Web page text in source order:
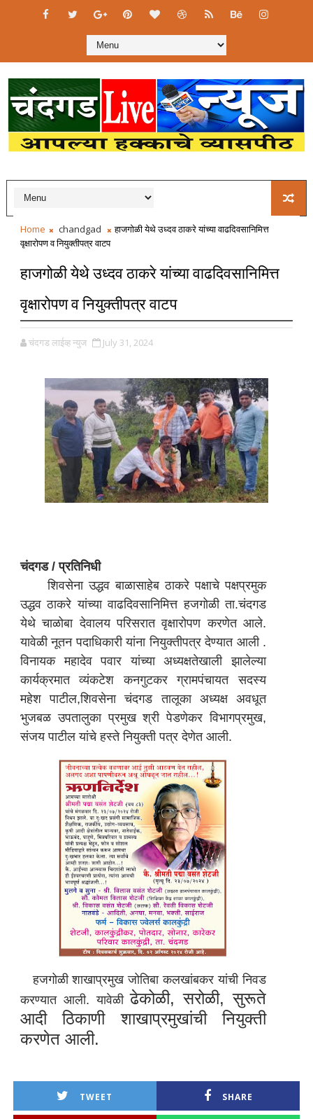
Home chandgad
हाजगोळी येथे उध्दव ठाकरे यांच्या वाढदिवसानिमित्त
वृक्षारोपण व नियुक्तीपत्र वाटप
हाजगोळी येथे उध्दव ठाकरे यांच्या वाढदिवसानिमित्त
वृक्षारोपण व नियुक्तीपत्र वाटप
चंदगड लाईव्ह न्युज July 31, 2024
चंदगड / प्रतिनिधी
शिवसेना उद्धव बाळासाहेब ठाकरे पक्षाचे पक्षप्रमुक
उद्धव ठाकरे यांच्या वाढदिवसानिमित्त हजगोळी ता.चंदगड
येथे चाळोबा देवालय परिसरात वृक्षारोपण करणेत आले.
यावेळी नूतन पदाधिकारी यांना नियुक्तीपत्र देण्यात आली .
विनायक महादेव पवार यांच्या अध्यक्षतेखाली झालेल्या
कार्यक्रमात व्यंकटेश कनगुटकर ग्रामपंचायत सदस्य
महेश पाटील,शिवसेना चंदगड तालूका अध्यक्ष अवधूत
भुजबळ उपतालुका प्रमुख श्री पेडणेकर विभागप्रमुख,
संजय पाटील यांचे हस्ते नियुक्ती पत्र देणेत आली.
हजगोळी शाखाप्रमुख जोतिबा कलखांबकर यांची निवड
करण्यात आली. यावेळी ढेकोळी, सरोळी, सुरूते
आदी ठिकाणी शाखाप्रमुखांची नियुक्ती
करणेत आली.
TWEET SHARE